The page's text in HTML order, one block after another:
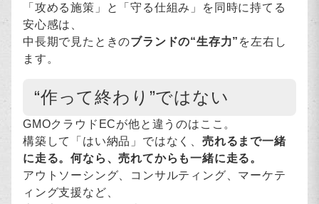
「攻める施策」と「守る仕組み」を同時に持てる
安心感は、
中長期で見たときのブランドの“生存力” を左右し
ます。
“作って終わり”ではない
GMOクラウドECが他と違うのはここ。
構築して「はい納品」ではなく、 売れるまで一緒
に走る。何なら、売れてからも一緒に走る。
アウトソーシング、コンサルティング、マーケテ
ィング支援など、